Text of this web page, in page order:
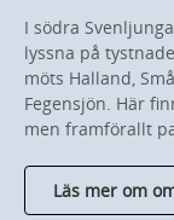
I södra
lyssna på
möts Halland,
Fegensjön. Här
men framförallt
Läs mer om